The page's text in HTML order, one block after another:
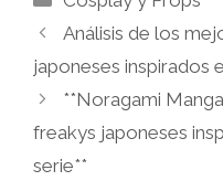
Análisis de los
japoneses inspirados
**Noragami
freakys japoneses
serie**